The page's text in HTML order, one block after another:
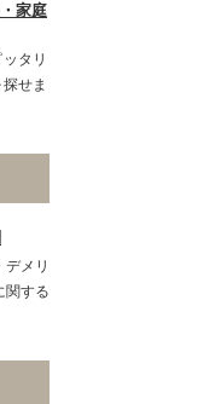
家庭
タリ
せま
メリ
関する